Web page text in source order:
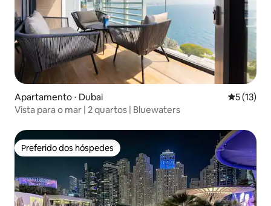
Apartamento ⋅ Dubai 5 de uma
5 (13)
Vista para o mar | 2 quartos | Bluewaters
Preferido dos hóspedes
Preferido dos hóspedes